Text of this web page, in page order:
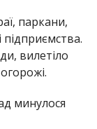
паркани,
підприємства.
вилетіло
минулося